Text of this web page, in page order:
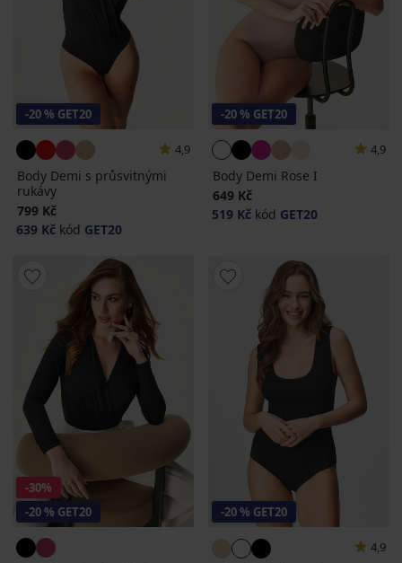
-20 % GET20
4,9
Body Demi s průsvitnými
rukávy
799 Kč
639 Kč kód GET20
-20 % GET20
4,9
Body Demi Rose I
649 Kč
519 Kč kód GET20
-30%
-20 % GET20
-20 % GET20
4,9